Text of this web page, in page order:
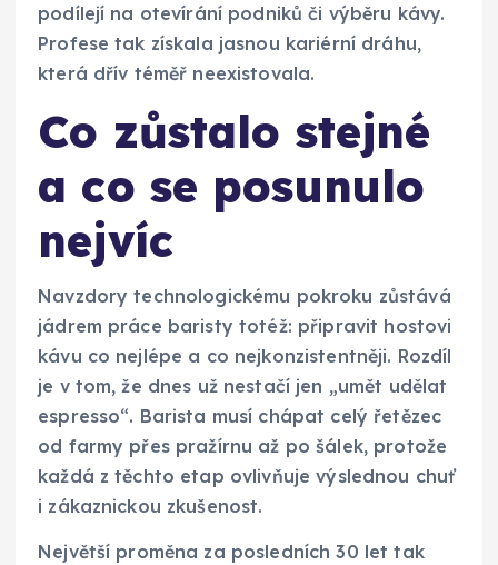
podílejí na otevírání podniků či výběru kávy.
Profese tak získala jasnou kariérní dráhu,
která dřív téměř neexistovala.
Co zůstalo stejné
a co se posunulo
nejvíc
Navzdory technologickému pokroku zůstává
jádrem práce baristy totéž: připravit hostovi
kávu co nejlépe a co nejkonzistentněji. Rozdíl
je v tom, že dnes už nestačí jen „umět udělat
espresso“. Barista musí chápat celý řetězec
od farmy přes pražírnu až po šálek, protože
každá z těchto etap ovlivňuje výslednou chuť
i zákaznickou zkušenost.
Největší proměna za posledních 30 let tak